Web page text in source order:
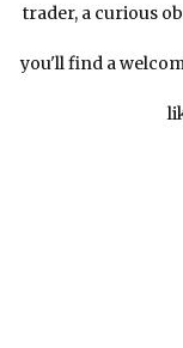
trader, a curious
you'll find a